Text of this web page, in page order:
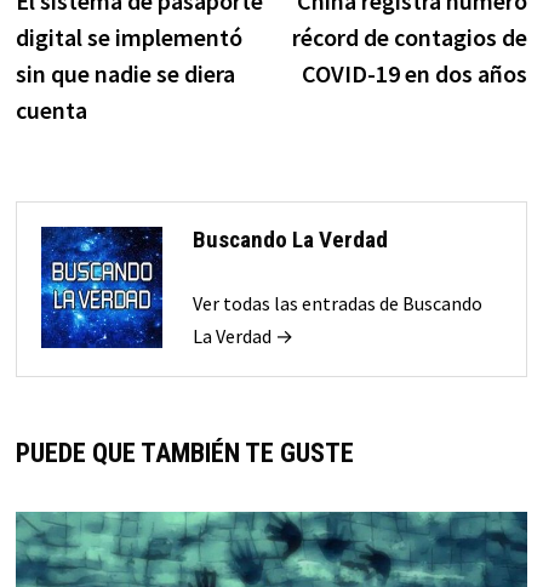
de
entradas
digital se implementó
sin que nadie se diera
cuenta
récord de contagios de
COVID-19 en dos años
Buscando La Verdad
Ver todas las entradas de Buscando
La Verdad →
PUEDE QUE TAMBIÉN TE GUSTE